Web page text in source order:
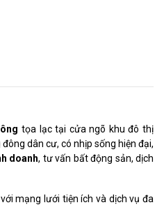
tọa lạc tại cửa ngõ khu đô thị
dân cư, có nhịp sống hiện đại,
doanh, tư vấn bất động sản, dịch
mạng lưới tiện ích và dịch vụ đa